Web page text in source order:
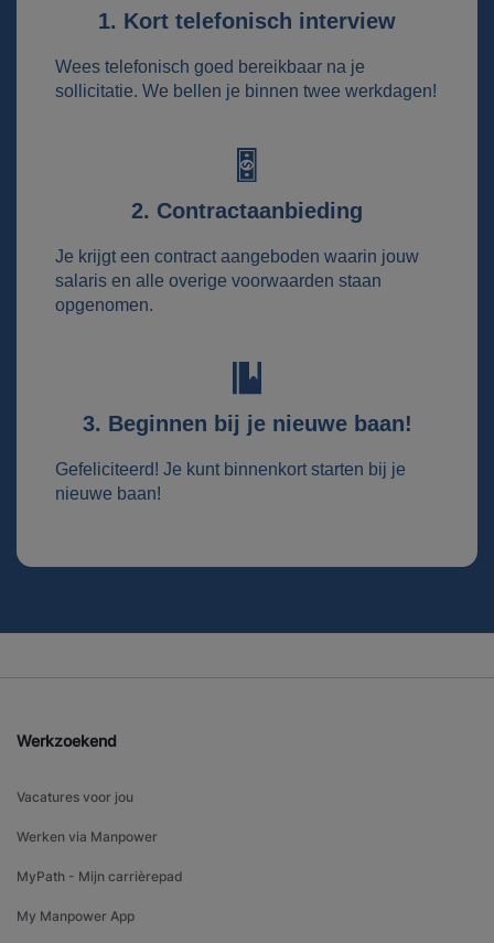
1. Kort telefonisch interview
Wees telefonisch goed bereikbaar na je
sollicitatie. We bellen je binnen twee werkdagen!
2. Contractaanbieding
Je krijgt een contract aangeboden waarin jouw
salaris en alle overige voorwaarden staan
opgenomen.
3. Beginnen bij je nieuwe baan!
Gefeliciteerd! Je kunt binnenkort starten bij je
nieuwe baan!
Werkzoekend
Vacatures voor jou
Werken via Manpower
MyPath - Mijn carrièrepad
My Manpower App